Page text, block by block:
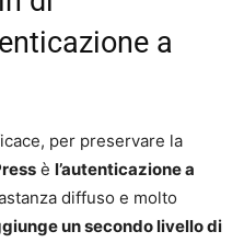
a
per preservare la
è l’autenticazione a
diffuso e molto
un secondo livello di